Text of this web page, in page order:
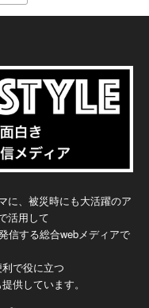
に、被災時にも大活躍のア
活用して
信する総合webメディアで
で役に立つ
供しています。